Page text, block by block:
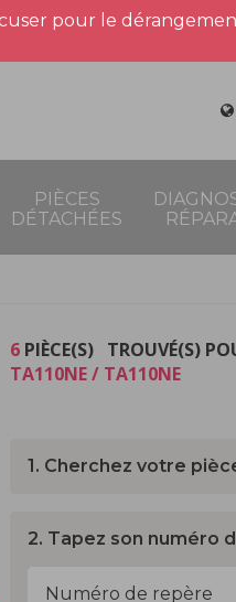
pour le
PIÈCES
DÉTACHÉES
6 PIÈCE(S) TROUVÉ(S)
TA110NE / TA110NE
1. Cherchez votre
2. Tapez son numéro